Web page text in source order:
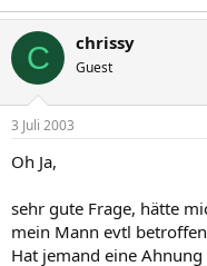
C chrissy
Guest
3 Juli 2003
Oh Ja,
sehr gute Frage, hätte
mein Mann evtl
Hat jemand eine